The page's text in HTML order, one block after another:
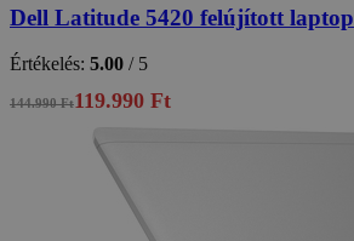
Dell Latitude 5420 felújított laptop
Értékelés: 5.00 / 5
144.990 Ft119.990 Ft